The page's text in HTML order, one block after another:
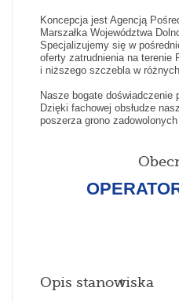
Koncepcja jest Agencją
Marszałka Województwa
Specjalizujemy się w
oferty zatrudnienia na terenie
i niższego szczebla w
Nasze bogate
Dzięki fachowej obsłudze
poszerza grono
Opis stanowiska